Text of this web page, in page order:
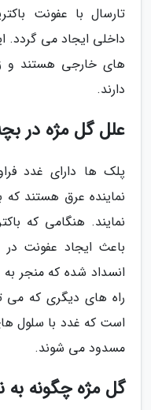
تارسال با عفونت
داخلی ایجاد می گردد.
های خارجی هستند و
دارند.
علل گل مژه در
پلک ها دارای غدد
نماینده عرق هستند
نمایند. هنگامی که
باعث ایجاد عفونت
انسداد شده که منجر
راه های دیگری که می
است که غدد با سلول
مسدود می شوند.
گل مژه چگونه